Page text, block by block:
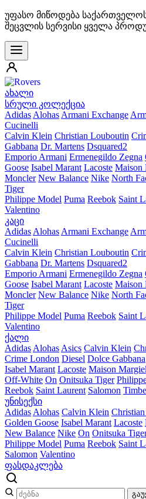
უფასო მიწოდება
შეცვლის სერვისი ყველა
ახალი
სრული კოლექცია
Adidas Alohas Armani Exchange
Cucinelli
Calvin Klein Christian Louboutin
Gabbana Dr. Martens Dsquared2
Emporio Armani Ermenegildo Zegna
Goose Isabel Marant Lacoste Maison
Moncler New Balance Nike North
Tiger
Philippe Model Puma Reebok Saint
Valentino
კაცი
Adidas Alohas Armani Exchange
Cucinelli
Calvin Klein Christian Louboutin
Gabbana Dr. Martens Dsquared2
Emporio Armani Ermenegildo Zegna
Goose Isabel Marant Lacoste Maison
Moncler New Balance Nike North
Tiger
Philippe Model Puma Reebok Saint
Valentino
ქალი
Adidas Alohas Asics Calvin Klein
Crime London Diesel Dolce Gabbana
Isabel Marant Lacoste Maison
Off-White On Onitsuka Tiger
Reebok Saint Laurent Salomon
უნისექსი
Adidas Alohas Calvin Klein
Golden Goose Isabel Marant Lacoste
New Balance Nike On Onitsuka
Philippe Model Puma Reebok Saint
Salomon Valentino
ფასდაკლება